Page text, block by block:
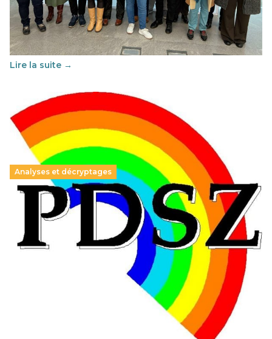
29 juin 2026-National
Cette année, l'UNSA Éducation a mené un projet Erasmus
soutenu par l'union Européenne et centré sur l'éducation
au vivre-ensemble : quelles différences entre la France…
Lire la suite →
Analyses et décryptages
Hongrie : du changement pour les politiques
éducatives, aussi !
25 juin 2026
En Hongrie, le conservateur Peter Magyar et son parti
Tisza "Respect et liberté" ont remporté une large victoire,
contre le premier ministre sortant, Viktor Orban,…